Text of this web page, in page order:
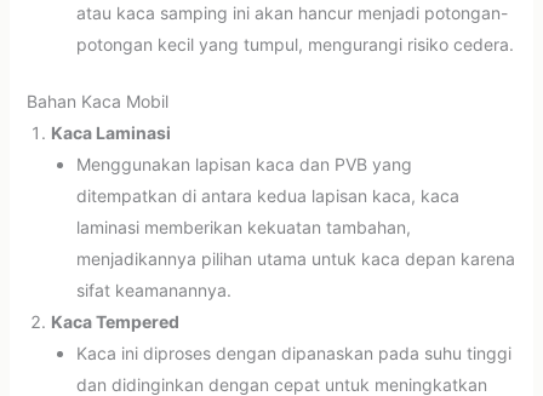
atau kaca samping ini akan hancur menjadi potongan-
potongan kecil yang tumpul, mengurangi risiko cedera.
Bahan Kaca Mobil
Kaca Laminasi
Menggunakan lapisan kaca dan PVB yang
ditempatkan di antara kedua lapisan kaca, kaca
laminasi memberikan kekuatan tambahan,
menjadikannya pilihan utama untuk kaca depan karena
sifat keamanannya.
Kaca Tempered
Kaca ini diproses dengan dipanaskan pada suhu tinggi
dan didinginkan dengan cepat untuk meningkatkan